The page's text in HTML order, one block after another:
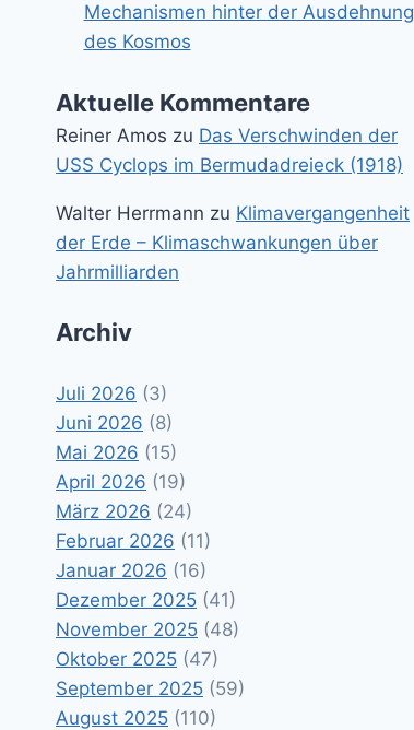
Mechanismen hinter der Ausdehnung
des Kosmos
Aktuelle Kommentare
Reiner Amos zu Das Verschwinden der
USS Cyclops im Bermudadreieck (1918)
Walter Herrmann zu Klimavergangenheit
der Erde – Klimaschwankungen über
Jahrmilliarden
Archiv
Juli 2026 (3)
Juni 2026 (8)
Mai 2026 (15)
April 2026 (19)
März 2026 (24)
Februar 2026 (11)
Januar 2026 (16)
Dezember 2025 (41)
November 2025 (48)
Oktober 2025 (47)
September 2025 (59)
August 2025 (110)